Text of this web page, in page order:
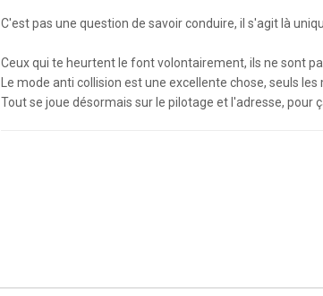
C'est pas une question de savoir conduire, il s'agit là
Ceux qui te heurtent le font volontairement, ils ne sont
Le mode anti collision est une excellente chose, seuls les
Tout se joue désormais sur le pilotage et l'adresse, pour